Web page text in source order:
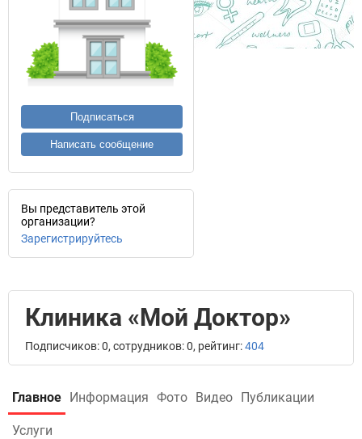
Подписаться
Написать сообщение
Вы представитель этой
организации?
Зарегистрируйтесь
Клиника «Мой Доктор»
Подписчиков: 0, сотрудников: 0, рейтинг:404
Главное Информация Фото Видео Публикации
Услуги